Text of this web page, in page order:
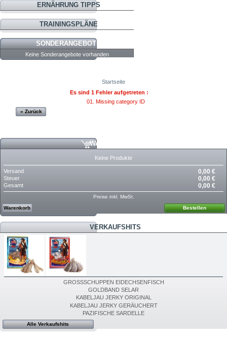
ERNÄHRUNG TIPPS
TRAININGSPLÄNE
SONDERANGEBOTE
Keine Sonderangebote vorhanden
Startseite
Es sind 1 Fehler aufgetreten :
Missing category ID
« Zurück
WARENKORB
Keine Produkte
Versand 0,00 €
Steuer 0,00 €
Gesamt 0,00 €
Preise inkl. MwSt.
Warenkorb Bestellen
VERKAUFSHITS
GROSSSCHUPPEN EIDECHSENFISCH
GOLDBAND SELAR
KABELJAU JERKY ORIGINAL
KABELJAU JERKY GERÄUCHERT
PAZIFISCHE SARDELLE
Alle Verkaufshits